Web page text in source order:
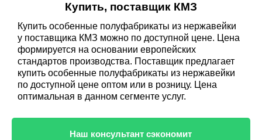
Купить, поставщик КМЗ
Купить особенные полуфабрикаты из нержавейки
у поставщика КМЗ можно по доступной цене. Цена
формируется на основании европейских
стандартов производства. Поставщик предлагает
купить особенные полуфабрикаты из нержавейки
по доступной цене оптом или в розницу. Цена
оптимальная в данном сегменте услуг.
Наш консультант сэкономит